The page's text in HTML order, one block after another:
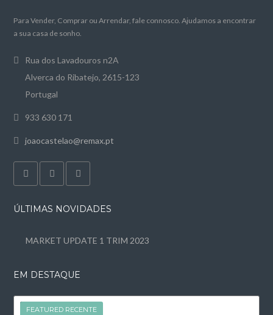
Para Vender, Comprar ou Arrendar, fale connosco. Ajudamos a encontrar
a sua casa de sonho.
Rua dos Lavadouros n2A
Alverca do Ribatejo, 2615-123
Portugal
933 630 171
joaocastelao@remax.pt
ÚLTIMAS NOVIDADES
MARKET UPDATE 1 TRIM 2023
EM DESTAQUE
FEATURED
FEATURED RECENTE